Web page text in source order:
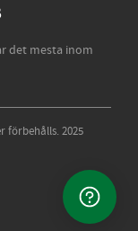
det mesta inom
förbehålls. 2025